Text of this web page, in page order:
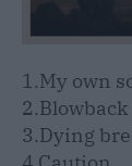
1.My own
2.Blowback
3.Dying